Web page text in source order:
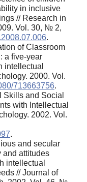
in inclusive
// Research in
Vol. 30, № 2,
.
of Classroom
a five-year
intellectual
2000. Vol.
713663756.
Skills and Social
with Intellectual
2002. Vol.
.
and secular
and attitudes
intellectual
// Journal of